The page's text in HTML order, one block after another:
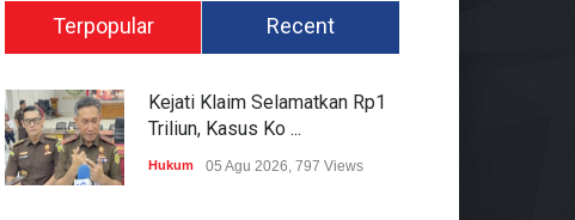
Terpopular Recent
Kejati Klaim Selamatkan Rp1
Triliun, Kasus Ko ...
Hukum 05 Agu 2026, 797 Views